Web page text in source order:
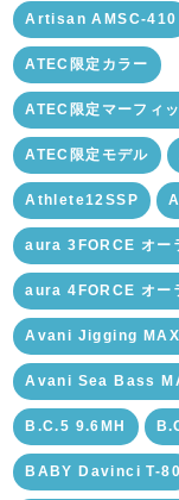
Artisan AMSC-410
ATEC限定カラー
ATEC限定マーフィ
ATEC限定モデル
Athlete12SSP
aura 3FORCE オー
aura 4FORCE オー
Avani Jigging MAX
Avani Sea Bass
B.C.5 9.6MH
BABY Davinci T-80